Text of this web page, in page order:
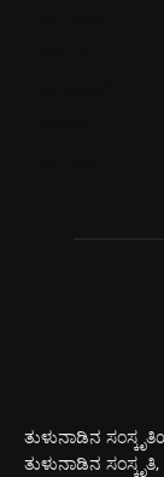
ತುಳುನಾಡಿನ
ತುಳುನಾಡಿನ